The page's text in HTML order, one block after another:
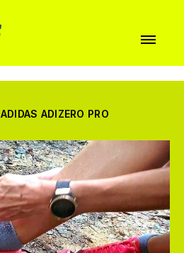
ADIDAS ADIZERO PRO